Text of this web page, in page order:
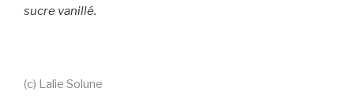
sucre vanillé.
(c) Lalie Solune